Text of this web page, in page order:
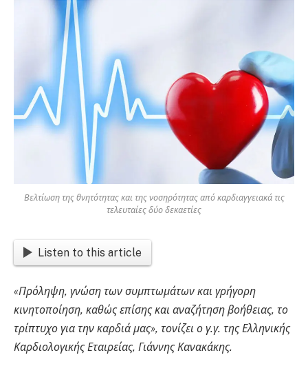
Βελτίωση της θνητότητας και της νοσηρότητας από καρδιαγγειακά τις
τελευταίες δύο δεκαετίες
Listen to this article
«Πρόληψη, γνώση των συμπτωμάτων και γρήγορη
κινητοποίηση, καθώς επίσης και αναζήτηση βοήθειας, το
τρίπτυχο για την καρδιά μας», τονίζει ο γ.γ. της Ελληνικής
Καρδιολογικής Εταιρείας, Γιάννης Κανακάκης.